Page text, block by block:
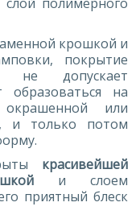
крошкой и
покрытие
не допускает
на
окрашенной или
и только потом
красивейшей
и слоем
приятный блеск